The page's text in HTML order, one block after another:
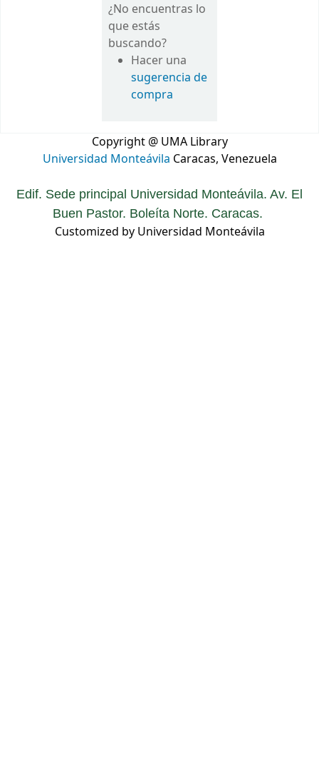
¿No encuentras lo
que estás
buscando?
Hacer una
sugerencia de
compra
Copyright @ UMA Library
Universidad Monteávila Caracas, Venezuela
Edif. Sede principal Universidad Monteávila. Av. El
Buen Pastor. Boleíta Norte. Caracas.
Customized by Universidad Monteávila